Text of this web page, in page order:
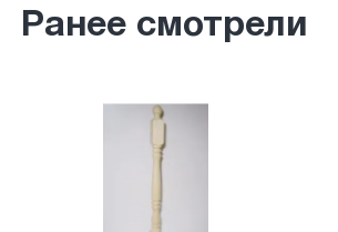
Ранее смотрели